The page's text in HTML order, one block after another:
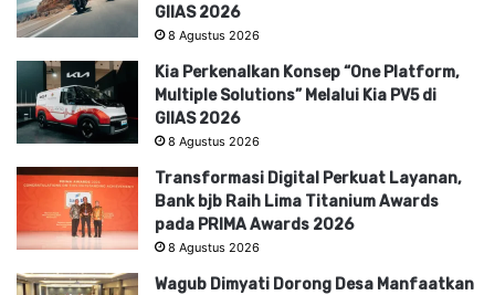
GIIAS 2026
8 Agustus 2026
Kia Perkenalkan Konsep “One Platform,
Multiple Solutions” Melalui Kia PV5 di
GIIAS 2026
8 Agustus 2026
Transformasi Digital Perkuat Layanan,
Bank bjb Raih Lima Titanium Awards
pada PRIMA Awards 2026
8 Agustus 2026
Wagub Dimyati Dorong Desa Manfaatkan